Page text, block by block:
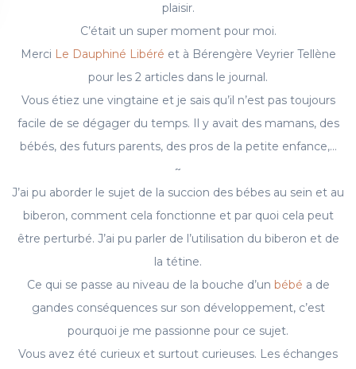
plaisir.
C’était un super moment pour moi.
Merci Le Dauphiné Libéré et à Bérengère Veyrier Tellène
pour les 2 articles dans le journal.
Vous étiez une vingtaine et je sais qu’il n’est pas toujours
facile de se dégager du temps. Il y avait des mamans, des
bébés, des futurs parents, des pros de la petite enfance,…
~
J’ai pu aborder le sujet de la succion des bébes au sein et au
biberon, comment cela fonctionne et par quoi cela peut
être perturbé. J’ai pu parler de l’utilisation du biberon et de
la tétine.
Ce qui se passe au niveau de la bouche d’un bébé a de
gandes conséquences sur son développement, c’est
pourquoi je me passionne pour ce sujet.
Vous avez été curieux et surtout curieuses. Les échanges